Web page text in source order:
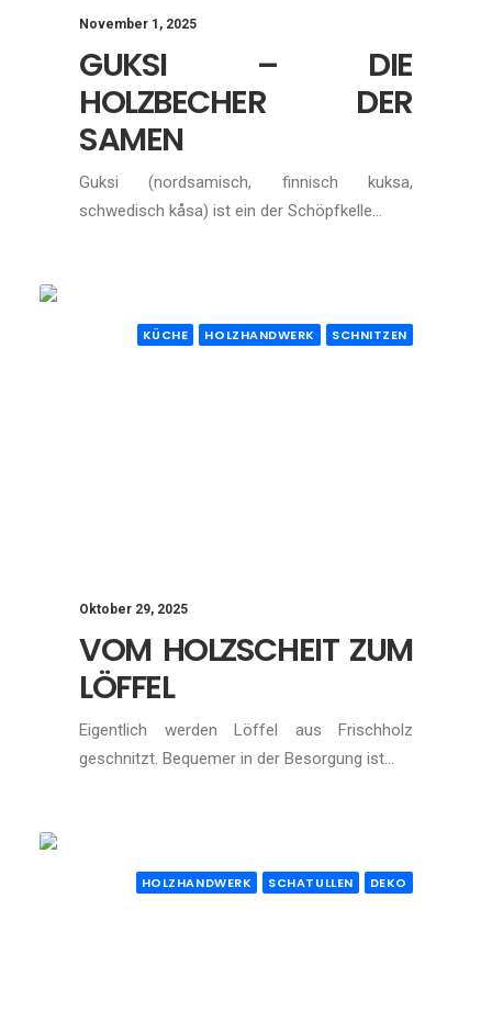
November 1, 2025
GUKSI – DIE
HOLZBECHER DER
SAMEN
Guksi (nordsamisch, finnisch kuksa,
schwedisch kåsa) ist ein der Schöpfkelle…
KÜCHE HOLZHANDWERK SCHNITZEN
Oktober 29, 2025
VOM HOLZSCHEIT ZUM
LÖFFEL
Eigentlich werden Löffel aus Frischholz
geschnitzt. Bequemer in der Besorgung ist…
HOLZHANDWERK SCHATULLEN DEKO